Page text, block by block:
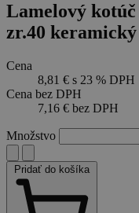
Lamelový
zr.40 keramický
Cena
8,81 € s 23 % DPH
Cena bez DPH
7,16 € bez DPH
Množstvo
Pridať do košíka